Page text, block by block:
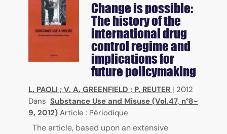
Change is possible:
The history of the
international drug
control regime and
implications for
future policymaking
L. PAOLI ; V. A. GREENFIELD ; P. REUTER | 2012
Dans Substance Use and Misuse (Vol.47, n°8-
9, 2012) Article : Périodique
The article, based upon an extensive